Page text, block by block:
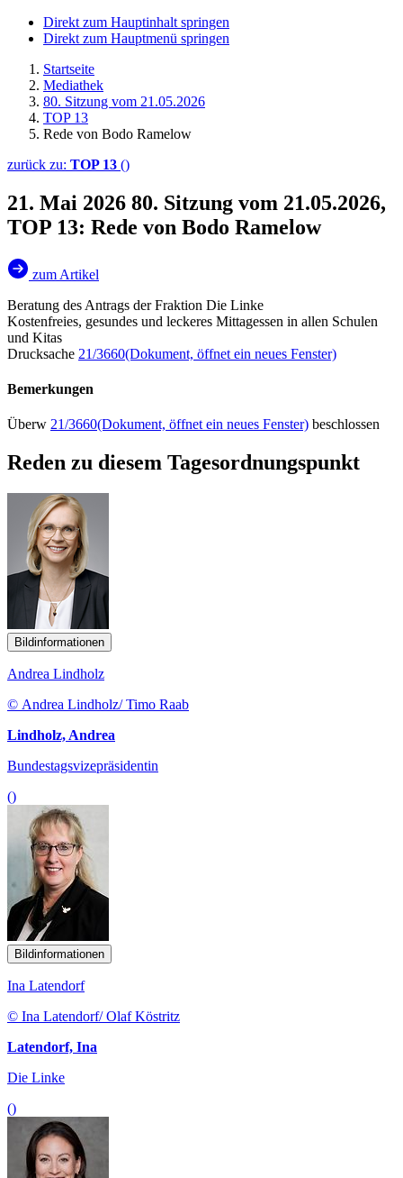
Direkt zum Hauptinhalt springen
Direkt zum Hauptmenü springen
Startseite
Mediathek
80. Sitzung vom 21.05.2026
TOP 13
Rede von Bodo Ramelow
zurück zu: TOP 13 ()
21. Mai 2026 80. Sitzung vom 21.05.2026,
TOP 13: Rede von Bodo Ramelow
zum Artikel
Beratung des Antrags der Fraktion Die Linke
Kostenfreies, gesundes und leckeres Mittagessen in allen Schulen
und Kitas
Drucksache 21/3660(Dokument, öffnet ein neues Fenster)
Bemerkungen
Überw 21/3660(Dokument, öffnet ein neues Fenster) beschlossen
Reden zu diesem Tagesordnungspunkt
Bildinformationen
Andrea Lindholz
© Andrea Lindholz/ Timo Raab
Lindholz, Andrea
Bundestagsvizepräsidentin
()
Bildinformationen
Ina Latendorf
© Ina Latendorf/ Olaf Köstritz
Latendorf, Ina
Die Linke
()